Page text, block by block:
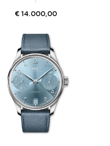
€ 14.000,00